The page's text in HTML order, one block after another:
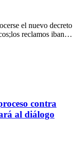
el nuevo decreto
reclamos iban…
contra
al diálogo